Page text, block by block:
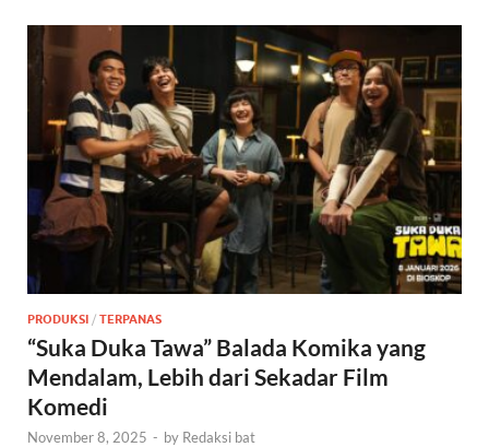
PRODUKSI / TERPANAS
“Suka Duka Tawa” Balada Komika yang
Mendalam, Lebih dari Sekadar Film
Komedi
November 8, 2025 - by Redaksi bat